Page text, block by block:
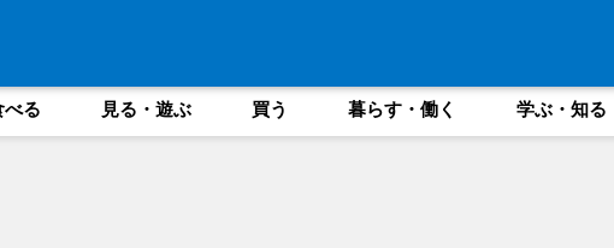
べる 見る・遊ぶ 買う 暮らす・働く 学ぶ・知る